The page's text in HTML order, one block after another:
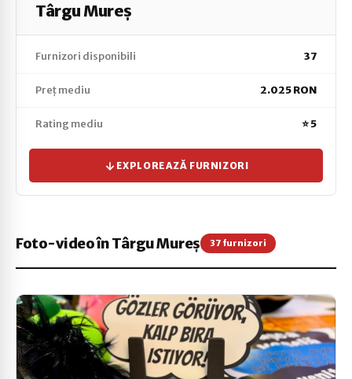
Târgu Mureș
Furnizori disponibili 37
Preț mediu 2.025 RON
Rating mediu ⭐ 5
EXPLOREAZĂ FURNIZORI
Foto-video în Târgu Mureș 37 furnizori